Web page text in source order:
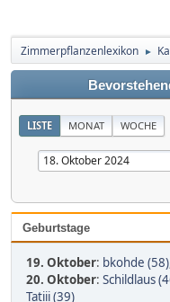
Zimmerpflanzenlexikon ►
LISTE MONAT WOCHE
Geburtstage
19. Oktober: bkohde (58)
20. Oktober: Schildlaus
Tatiii (39)